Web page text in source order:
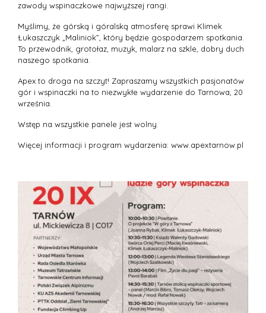
zawody wspinaczkowe najwyższej rangi.
Myślimy, że górską i góralską atmosferę sprawi Klimek
Łukaszczyk „Maliniok”, który będzie gospodarzem spotkania.
To przewodnik, grotołaz, muzyk, malarz na szkle, dobry duch
naszego spotkania.
Apex to droga na szczyt! Zapraszamy wszystkich pasjonatów
gór i wspinaczki na to niezwykłe wydarzenie do Tarnowa, 20
września.
Wstęp na wszystkie panele jest wolny.
Więcej informacji i program wydarzenia: www.apextarnow.pl